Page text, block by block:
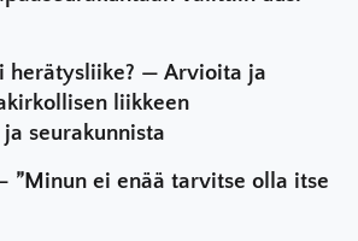
herätysliike? — Arvioita ja
liikkeen
seurakunnista
”Minun ei enää tarvitse olla itse